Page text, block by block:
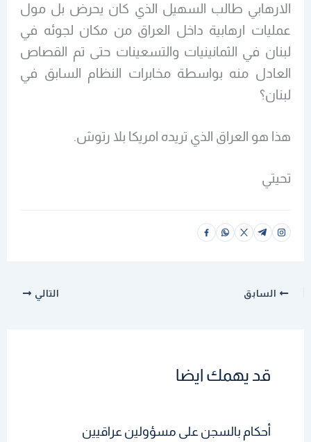
الارهابي طالب السهيل الذي كان يحرض بل مول
عمليات ارهابية داخل العراق من مكان لجوئه في
لبنان في الثمانينيات والتسعينات حتى تم القصاص
العادل منه بواسطة مخابرات النظام السابق في
لبنان؟
هذا هو العراق الذي تريده امريكا بلا رتوش.
تحيتي
السابق التالي
قد يهمك ايضا
أحكام بالسجن على مسؤولين عراقيين